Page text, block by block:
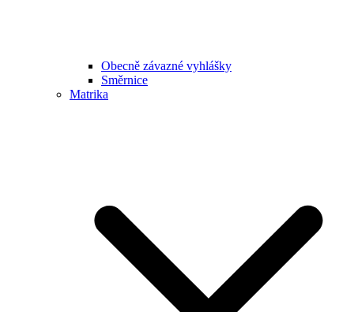
Obecně závazné vyhlášky
Směrnice
Matrika